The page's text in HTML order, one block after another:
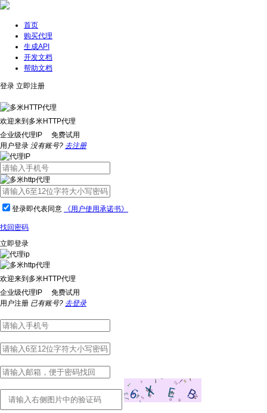
首页
购买代理
生成API
开发文档
帮助文档
登录 立即注册
欢迎来到多米HTTP代理
企业级代理IP 免费试用
用户登录 没有账号? 去注册
登录即代表同意 《用户使用承诺书》
找回密码
立即登录
欢迎来到多米HTTP代理
企业级代理IP 免费试用
用户注册 已有账号? 去登录